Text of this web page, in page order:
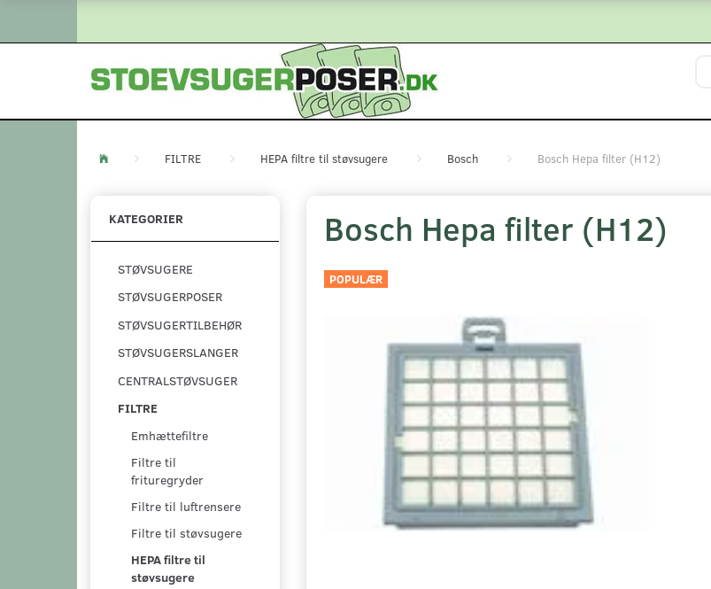
FILTRE HEPA filtre til støvsugere Bosch Bosch Hepa filter (H12)
KATEGORIER
STØVSUGERE
STØVSUGERPOSER
STØVSUGERTILBEHØR
STØVSUGERSLANGER
CENTRALSTØVSUGER
FILTRE
Emhættefiltre
Filtre til
frituregryder
Filtre til luftrensere
Filtre til støvsugere
HEPA filtre til
støvsugere
Bosch Hepa filter (H12)
POPULÆR